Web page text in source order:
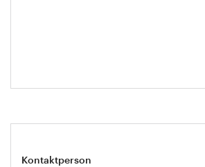
Kontaktperson